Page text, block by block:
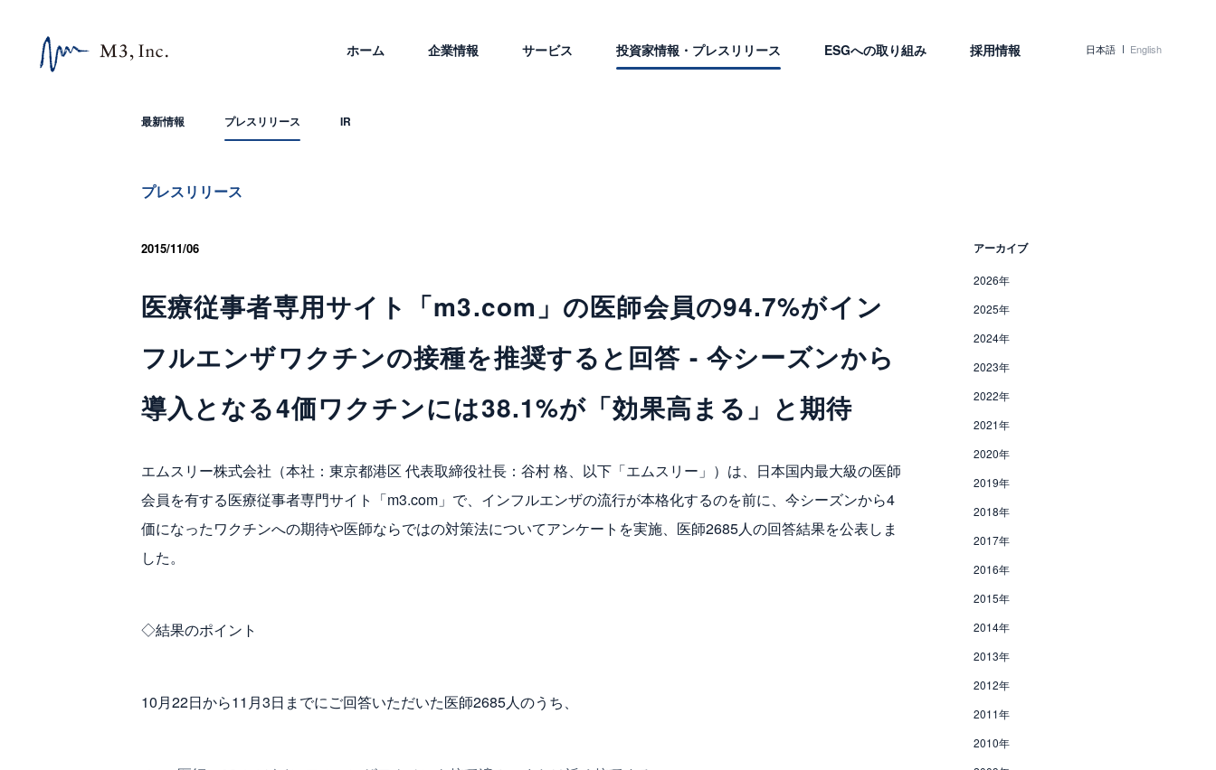
ホーム 企業情報 サービス 投資家情報・プレスリリース ESGへの取り組み 採用情報 日本語 English
最新情報 プレスリリース IR
プレスリリース
2015/11/06
医療従事者専用サイト「m3.com」の医師会員の94.7%がイン
フルエンザワクチンの接種を推奨すると回答 - 今シーズンから
導入となる4価ワクチンには38.1%が「効果高まる」と期待
エムスリー株式会社（本社：東京都港区 代表取締役社長：谷村 格、以下「エムスリー」）は、日本国内最大級の医師
会員を有する医療従事者専門サイト「m3.com」で、インフルエンザの流行が本格化するのを前に、今シーズンから4
価になったワクチンへの期待や医師ならではの対策法についてアンケートを実施、医師2685人の回答結果を公表しま
した。
◇結果のポイント
10月22日から11月3日までにご回答いただいた医師2685人のうち、
アーカイブ
2026年
2025年
2024年
2023年
2022年
2021年
2020年
2019年
2018年
2017年
2016年
2015年
2014年
2013年
2012年
2011年
2010年